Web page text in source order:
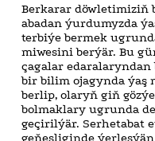
Berkarar döwletimiziň
abadan ýurdumyzda
terbiýe bermek
miwesini berýär. Bu
çagalar edaralaryndan
bir bilim ojagynda ýaş
berlip, olaryň giň
bolmaklary ugrunda
geçirilýär. Serhetabat
geňeşliginde